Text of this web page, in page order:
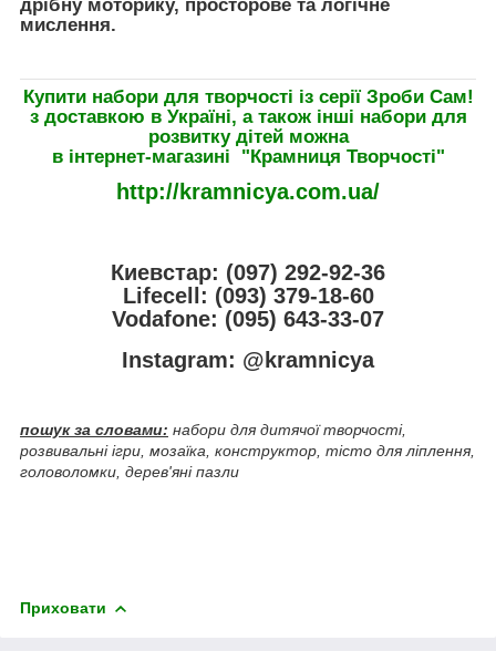
дрібну моторику, просторове та логічне
мислення.
Купити набори для творчості із серії Зроби Сам!
з доставкою в Україні, а також інші набори для
розвитку дітей можна
в інтернет-магазині "Крамниця Творчостi"
http://kramnicya.com.ua/
Киевстар: (097) 292-92-36
Lifecell: (093) 379-18-60
Vodafone: (095) 643-33-07
Instagram: @kramnicya
пошук за словами: набори для дитячої творчості,
розвивальні ігри, мозаїка, конструктор, тісто для ліплення,
головоломки, дерев'яні пазли
Приховати